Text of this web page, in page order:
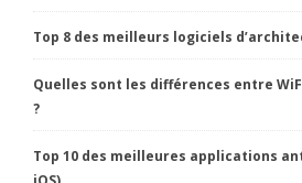
Top 8 des meilleurs logiciels
Quelles sont les différences entre
?
Top 10 des meilleures applications